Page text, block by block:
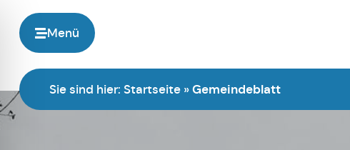
Menü
Sie sind hier: Startseite »Gemeindeblatt